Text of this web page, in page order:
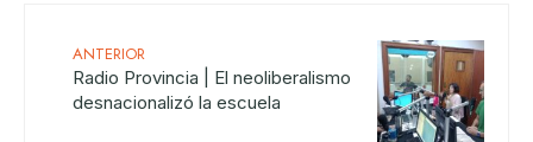
ANTERIOR
Radio Provincia | El neoliberalismo
desnacionalizó la escuela